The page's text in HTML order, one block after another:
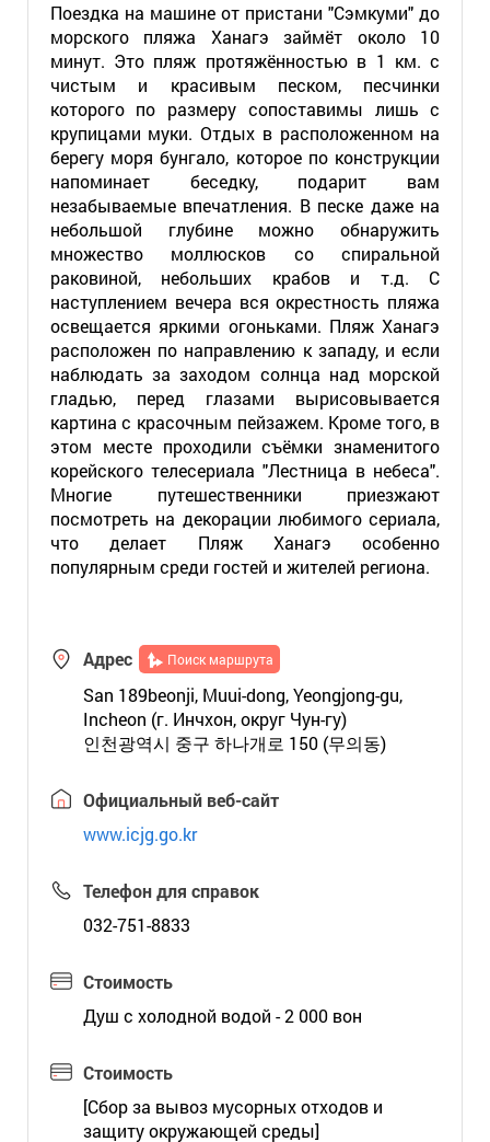
Поездка на машине от пристани "Сэмкуми" до
морского пляжа Ханагэ займёт около 10
минут. Это пляж протяжённостью в 1 км. с
чистым и красивым песком, песчинки
которого по размеру сопоставимы лишь с
крупицами муки. Отдых в расположенном на
берегу моря бунгало, которое по конструкции
напоминает беседку, подарит вам
незабываемые впечатления. В песке даже на
небольшой глубине можно обнаружить
множество моллюсков со спиральной
раковиной, небольших крабов и т.д. С
наступлением вечера вся окрестность пляжа
освещается яркими огоньками. Пляж Ханагэ
расположен по направлению к западу, и если
наблюдать за заходом солнца над морской
гладью, перед глазами вырисовывается
картина с красочным пейзажем. Кроме того, в
этом месте проходили съёмки знаменитого
корейского телесериала "Лестница в небеса".
Многие путешественники приезжают
посмотреть на декорации любимого сериала,
что делает Пляж Ханагэ особенно
популярным среди гостей и жителей региона.
Адрес Поиск маршрута
San 189beonji, Muui-dong, Yeongjong-gu,
Incheon (г. Инчхон, округ Чун-гу)
인천광역시 중구 하나개로 150 (무의동)
Официальный веб-сайт
www.icjg.go.kr
Телефон для справок
032-751-8833
Стоимость
Душ с холодной водой - 2 000 вон
Стоимость
[Сбор за вывоз мусорных отходов и
защиту окружающей среды]